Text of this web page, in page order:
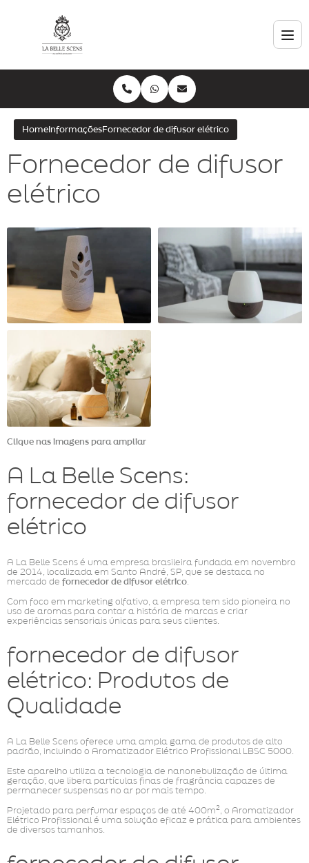
Home InformaçõesFornecedor de difusor elétrico
Fornecedor de difusor
elétrico
Clique nas imagens para ampliar
A La Belle Scens:
fornecedor de difusor
elétrico
A La Belle Scens é uma empresa brasileira fundada em novembro
de 2014, localizada em Santo André, SP, que se destaca no
mercado de fornecedor de difusor elétrico
Com foco em marketing olfativo, a empresa tem sido pioneira no
uso de aromas para contar a história de marcas e criar
experiências sensoriais únicas para seus clientes.
fornecedor de difusor
elétrico: Produtos de
Qualidade
A La Belle Scens oferece uma ampla gama de produtos de alto
padrão, incluindo o Aromatizador Elétrico Profissional LBSC 5000.
Este aparelho utiliza a tecnologia de nanonebulização de última
geração, que libera partículas finas de fragrância capazes de
permanecer suspensas no ar por mais tempo.
Projetado para perfumar espaços de até 400m², o Aromatizador
Elétrico Profissional é uma solução eficaz e prática para ambientes
de diversos tamanhos.